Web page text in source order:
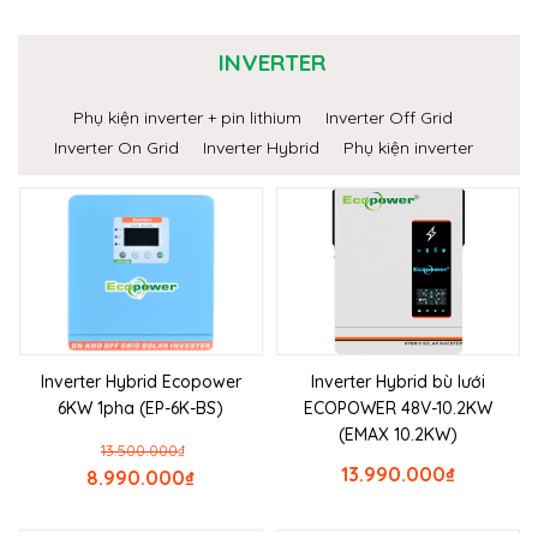
INVERTER
Phụ kiện inverter + pin lithium
Inverter Off Grid
Inverter On Grid
Inverter Hybrid Phụ kiện inverter
Inverter Hybrid Ecopower
6KW 1pha (EP-6K-BS)
₫
13.500.000
₫
8.990.000
Inverter Hybrid bù lưới
ECOPOWER 48V-10.2KW
(EMAX 10.2KW)
₫
13.990.000